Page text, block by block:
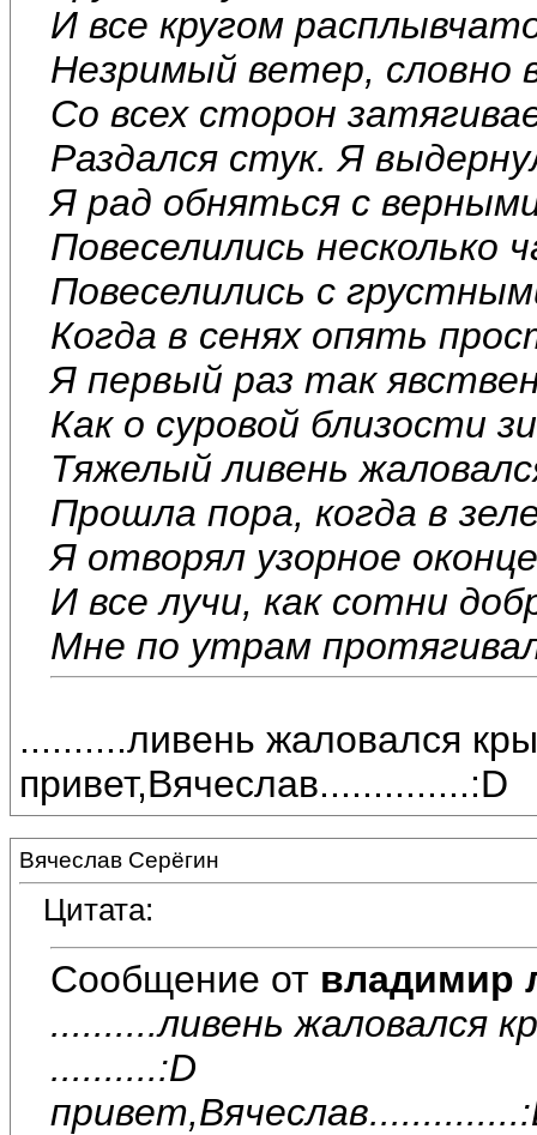
И все кругом
Незримый ветер, словно
Со всех сторон
Раздался стук. Я
Я рад обняться с
Повеселились несколько
Повеселились с
Когда в сенях опять
Я первый раз так
Как о суровой близости
Тяжелый ливень
Прошла пора, когда в
Я отворял узорное
И все лучи, как сотни
Мне по утрам
..........ливень жаловался
привет,Вячеслав..............:D
Вячеслав Серёгин
Цитата:
Сообщение от владимир
..........ливень жаловался
..........:D